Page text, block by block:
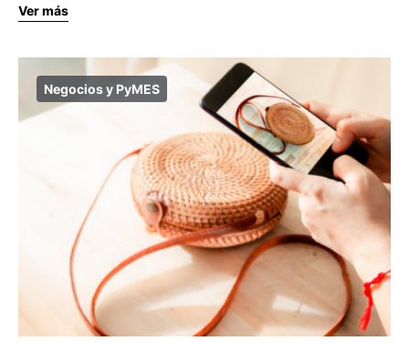
Ver más
Negocios y PyMES